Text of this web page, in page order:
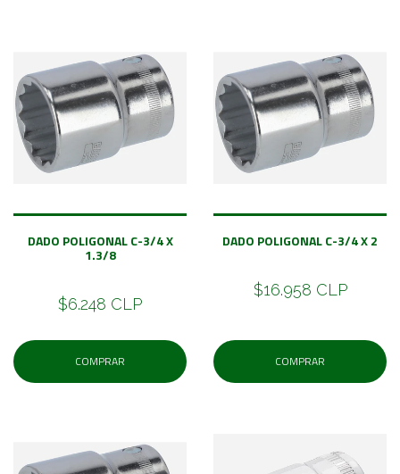
DADO POLIGONAL C-3/4 X
1.3/8
$6.248 CLP
COMPRAR
DADO POLIGONAL C-3/4 X 2
$16.958 CLP
COMPRAR